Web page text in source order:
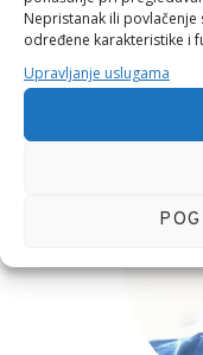
Nepristanak ili
određene karakteristike i
Upravljanje uslugama